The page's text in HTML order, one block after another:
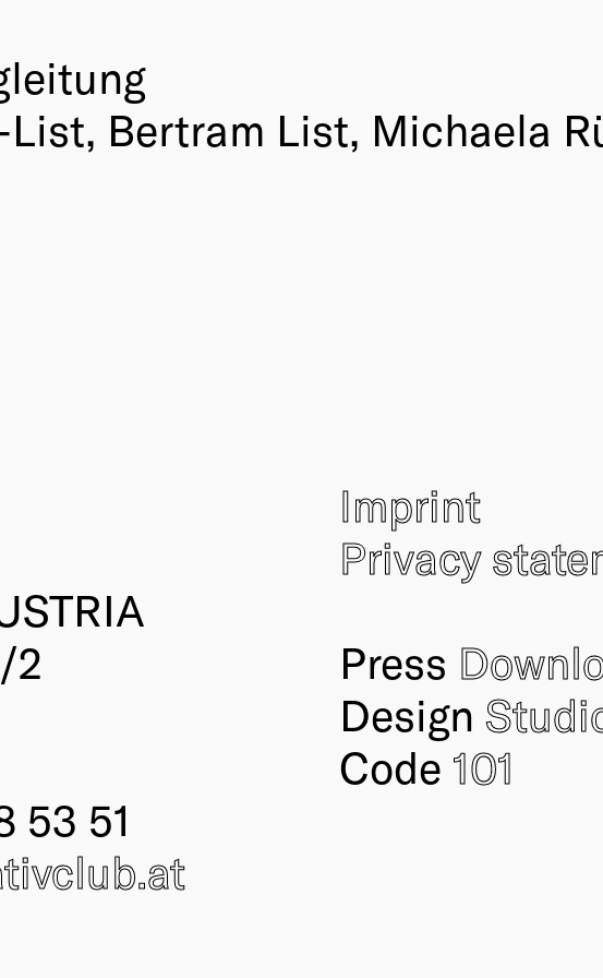
Bertram List, Michaela
2
53 51
.at
Imprint
Privacy
Press
Design
Code 101